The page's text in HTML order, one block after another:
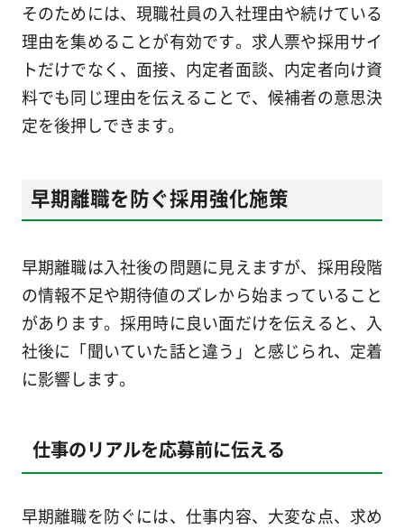
そのためには、現職社員の入社理由や続けている
理由を集めることが有効です。求人票や採用サイ
トだけでなく、面接、内定者面談、内定者向け資
料でも同じ理由を伝えることで、候補者の意思決
定を後押しできます。
早期離職を防ぐ採用強化施策
早期離職は入社後の問題に見えますが、採用段階
の情報不足や期待値のズレから始まっていること
があります。採用時に良い面だけを伝えると、入
社後に「聞いていた話と違う」と感じられ、定着
に影響します。
仕事のリアルを応募前に伝える
早期離職を防ぐには、仕事内容、大変な点、求め